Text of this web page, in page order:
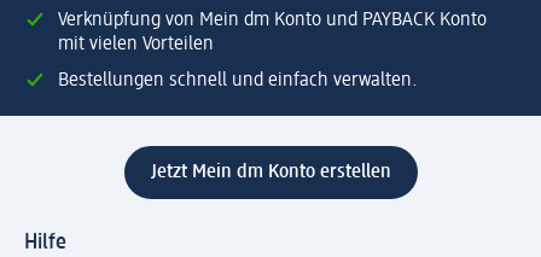
Verknüpfung von Mein dm Konto und PAYBACK Konto
mit vielen Vorteilen
Bestellungen schnell und einfach verwalten.
Jetzt Mein dm Konto erstellen
Hilfe